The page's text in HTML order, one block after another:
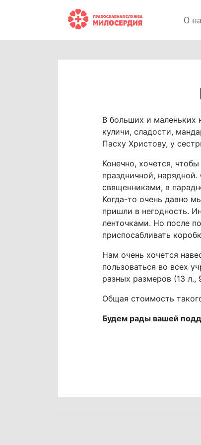
О
В больших и маленьких
куличи, сладости,
Пасху Христову, у
Конечно, хочется,
праздничной,
священниками, в
Когда-то очень давно
пришли в негодность.
ленточками. Но после
приспосабливать
Нам очень хочется
пользоваться во всех
разных размеров (13 л.,
Общая стоимость
Будем рады вашей